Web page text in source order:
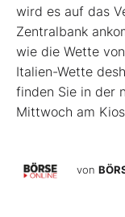
wird es auf das
Zentralbank
wie die Wette
Italien-Wette
finden Sie in der
Mittwoch am
von